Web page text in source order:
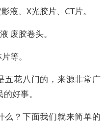
液、X光胶片、CT片。
废胶卷头。
等。
五花八门的，来源非常广
好事。
么？下面我们就来简单的